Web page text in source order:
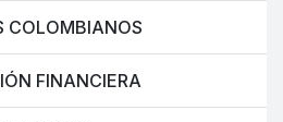
COLOMBIANOS
FINANCIERA